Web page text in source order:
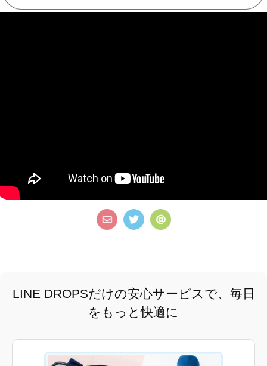
LINE DROPSだけの安心サービスで、毎日
をもっと快適に